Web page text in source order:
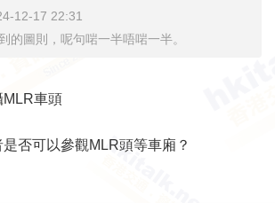
12-17 22:31
的圖則，呢句啱一半唔啱一半。
MLR車頭
否可以參觀MLR頭等車廂？